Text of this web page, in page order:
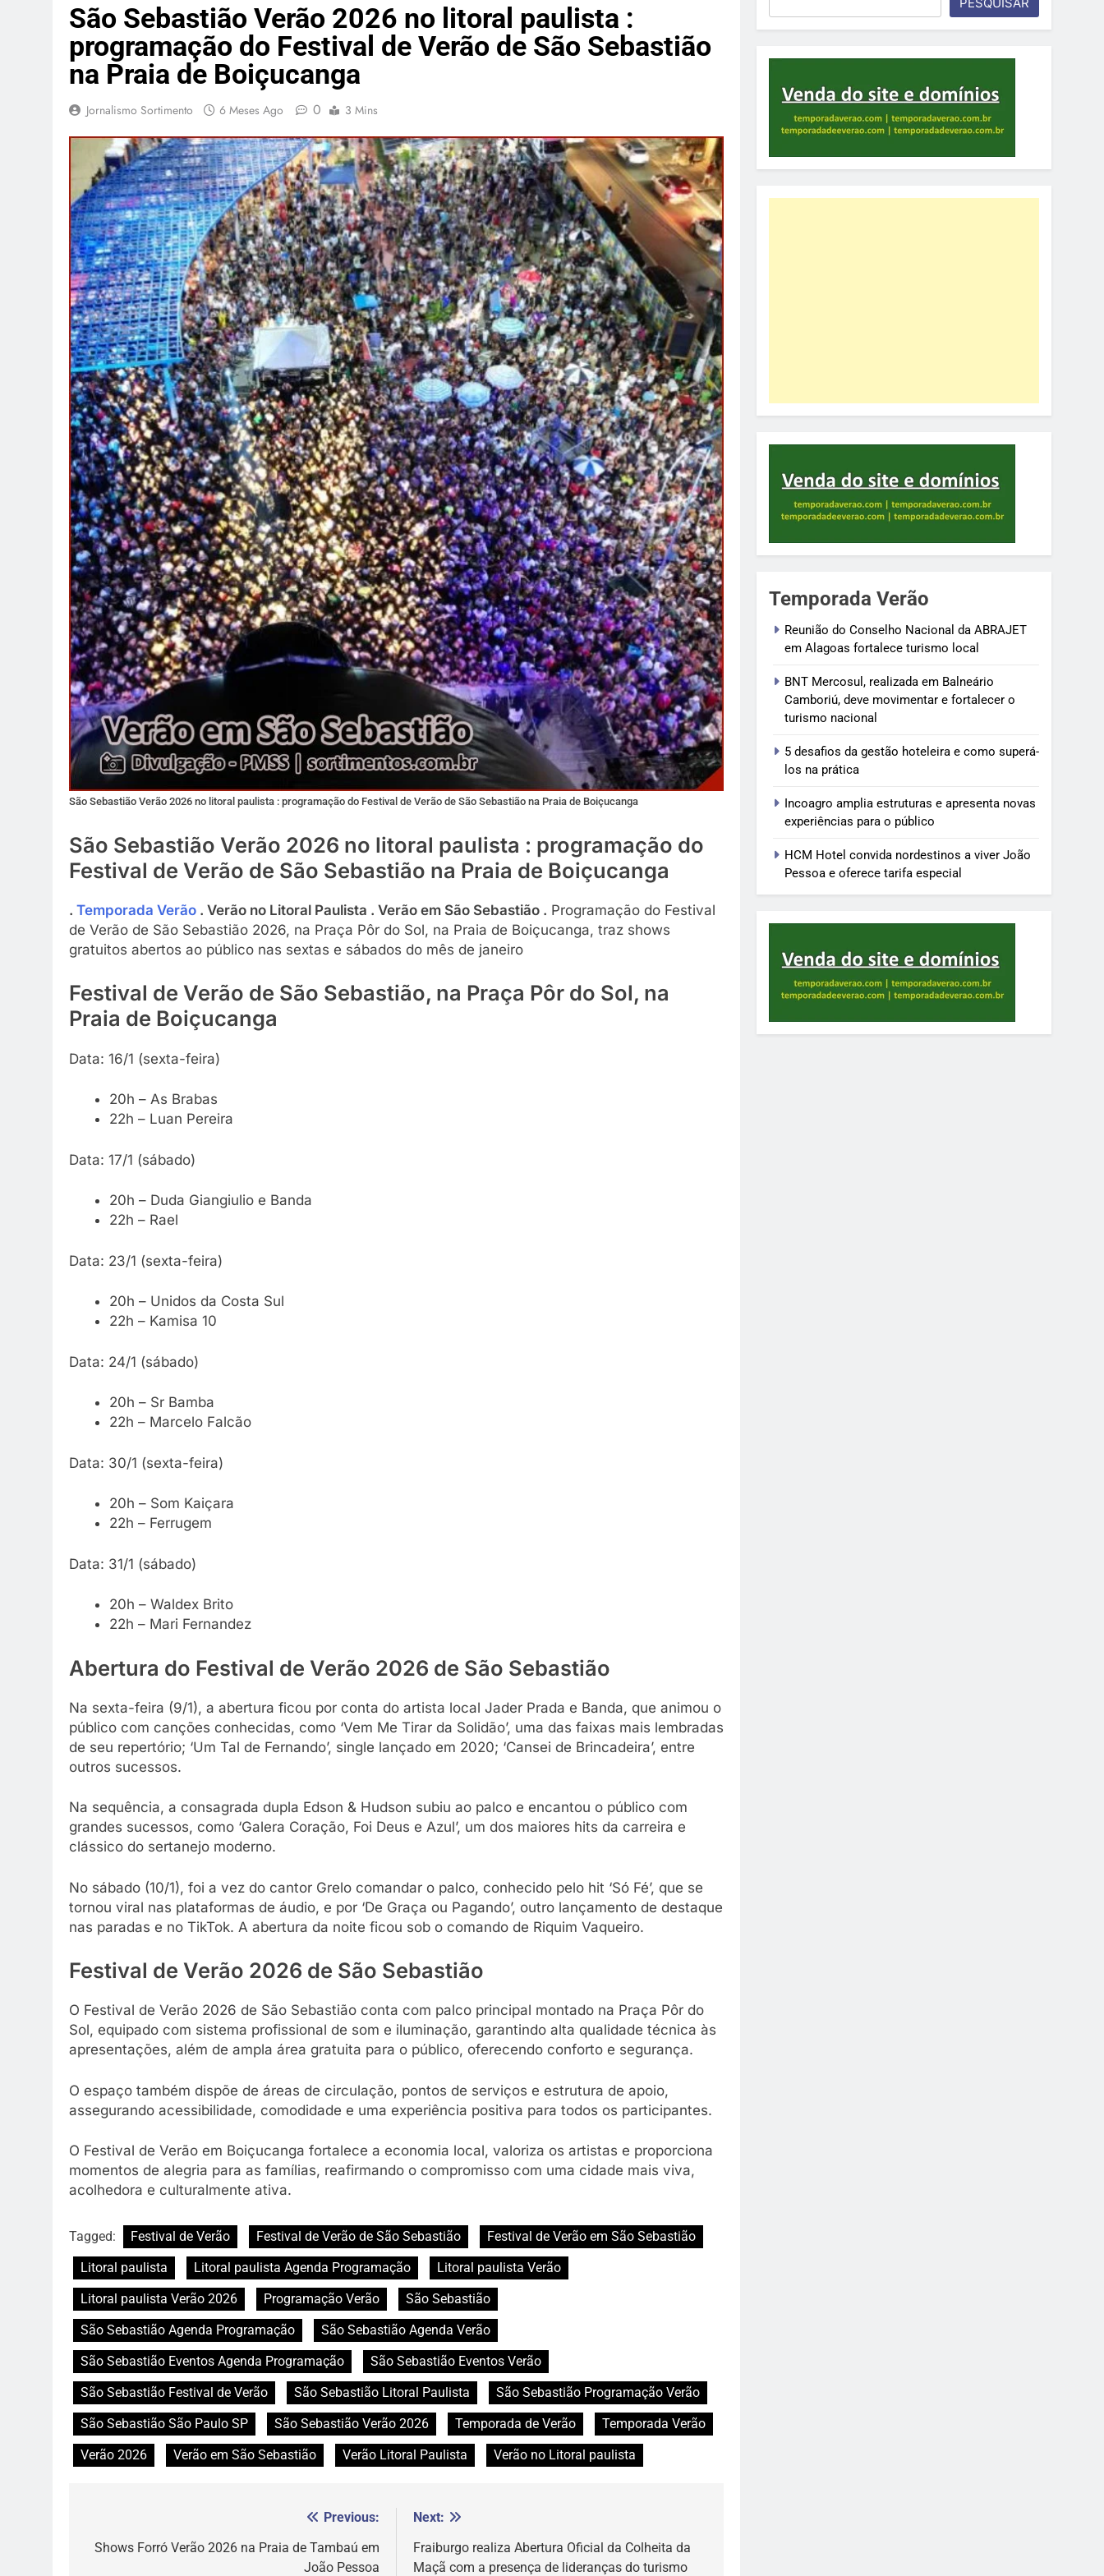
São Sebastião Verão 2026 no litoral paulista :
programação do Festival de Verão de São Sebastião
na Praia de Boiçucanga
Jornalismo Sortimento 6 Meses Ago 0 3 Mins
São Sebastião Verão 2026 no litoral paulista : programação do Festival de Verão de São Sebastião na Praia de Boiçucanga
São Sebastião Verão 2026 no litoral paulista : programação do
Festival de Verão de São Sebastião na Praia de Boiçucanga
. Temporada Verão . Verão no Litoral Paulista . Verão em São Sebastião . Programação do Festival
de Verão de São Sebastião 2026, na Praça Pôr do Sol, na Praia de Boiçucanga, traz shows
gratuitos abertos ao público nas sextas e sábados do mês de janeiro
Festival de Verão de São Sebastião, na Praça Pôr do Sol, na
Praia de Boiçucanga
Data: 16/1 (sexta-feira)
20h – As Brabas
22h – Luan Pereira
Data: 17/1 (sábado)
20h – Duda Giangiulio e Banda
22h – Rael
Data: 23/1 (sexta-feira)
20h – Unidos da Costa Sul
22h – Kamisa 10
Data: 24/1 (sábado)
20h – Sr Bamba
22h – Marcelo Falcão
Data: 30/1 (sexta-feira)
20h – Som Kaiçara
22h – Ferrugem
Data: 31/1 (sábado)
20h – Waldex Brito
22h – Mari Fernandez
Abertura do Festival de Verão 2026 de São Sebastião
Na sexta-feira (9/1), a abertura ficou por conta do artista local Jader Prada e Banda, que animou o
público com canções conhecidas, como ‘Vem Me Tirar da Solidão’, uma das faixas mais lembradas
de seu repertório; ‘Um Tal de Fernando’, single lançado em 2020; ‘Cansei de Brincadeira’, entre
outros sucessos.
Na sequência, a consagrada dupla Edson & Hudson subiu ao palco e encantou o público com
grandes sucessos, como ‘Galera Coração, Foi Deus e Azul’, um dos maiores hits da carreira e
clássico do sertanejo moderno.
No sábado (10/1), foi a vez do cantor Grelo comandar o palco, conhecido pelo hit ‘Só Fé’, que se
tornou viral nas plataformas de áudio, e por ‘De Graça ou Pagando’, outro lançamento de destaque
nas paradas e no TikTok. A abertura da noite ficou sob o comando de Riquim Vaqueiro.
Festival de Verão 2026 de São Sebastião
O Festival de Verão 2026 de São Sebastião conta com palco principal montado na Praça Pôr do
Sol, equipado com sistema profissional de som e iluminação, garantindo alta qualidade técnica às
apresentações, além de ampla área gratuita para o público, oferecendo conforto e segurança.
O espaço também dispõe de áreas de circulação, pontos de serviços e estrutura de apoio,
assegurando acessibilidade, comodidade e uma experiência positiva para todos os participantes.
O Festival de Verão em Boiçucanga fortalece a economia local, valoriza os artistas e proporciona
momentos de alegria para as famílias, reafirmando o compromisso com uma cidade mais viva,
acolhedora e culturalmente ativa.
Tagged: Festival de Verão Festival de Verão de São Sebastião
Festival de Verão em São Sebastião
Litoral paulista
Litoral paulista Agenda Programação
Litoral paulista Verão
Litoral paulista Verão 2026
Programação Verão
São Sebastião
São Sebastião Agenda Programação
São Sebastião Agenda Verão
São Sebastião Eventos Agenda Programação
São Sebastião Eventos Verão
São Sebastião Festival de Verão
São Sebastião Litoral Paulista
São Sebastião Programação Verão
São Sebastião São Paulo SP
São Sebastião Verão 2026 Temporada de Verão
Temporada Verão
Verão 2026
Verão em São Sebastião Verão Litoral Paulista Verão no Litoral paulista
de
Previous:
Shows Forró Verão 2026 na Praia de Tambaú em
João Pessoa
Next:
Fraiburgo realiza Abertura Oficial da Colheita da
Maçã com a presença de lideranças do turismo
Temporada Verão
Reunião do Conselho Nacional da ABRAJET
em Alagoas fortalece turismo local
BNT Mercosul, realizada em Balneário
Camboriú, deve movimentar e fortalecer o
turismo nacional
5 desafios da gestão hoteleira e como superá-
los na prática
Incoagro amplia estruturas e apresenta novas
experiências para o público
HCM Hotel convida nordestinos a viver João
Pessoa e oferece tarifa especial